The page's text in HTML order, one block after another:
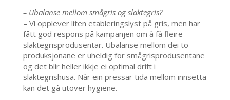
– Ubalanse mellom smågris og slaktegris?
– Vi opplever liten etableringslyst på gris, men har
fått god respons på kampanjen om å få fleire
slaktegrisprodusentar. Ubalanse mellom dei to
produksjonane er uheldig for smågrisprodusentane
og det blir heller ikkje ei optimal drift i
slaktegrishusa. Når ein pressar tida mellom innsetta
kan det gå utover hygiene.